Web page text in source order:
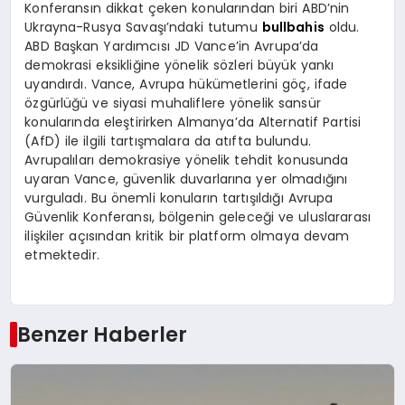
Konferansın dikkat çeken konularından biri ABD’nin
Ukrayna-Rusya Savaşı’ndaki tutumu bullbahis oldu.
ABD Başkan Yardımcısı JD Vance’in Avrupa’da
demokrasi eksikliğine yönelik sözleri büyük yankı
uyandırdı. Vance, Avrupa hükümetlerini göç, ifade
özgürlüğü ve siyasi muhaliflere yönelik sansür
konularında eleştirirken Almanya’da Alternatif Partisi
(AfD) ile ilgili tartışmalara da atıfta bulundu.
Avrupalıları demokrasiye yönelik tehdit konusunda
uyaran Vance, güvenlik duvarlarına yer olmadığını
vurguladı. Bu önemli konuların tartışıldığı Avrupa
Güvenlik Konferansı, bölgenin geleceği ve uluslararası
ilişkiler açısından kritik bir platform olmaya devam
etmektedir.
Benzer Haberler